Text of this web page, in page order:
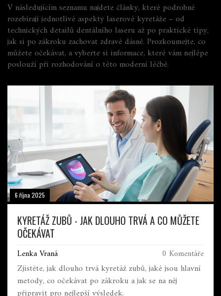
V následujícím seznamu najdete články, které podrobně
rozebírají jednotlivé aspekty laserové kyretáže – od
technických detailů dentálního laseru až po praktické tipy,
jak si po zákroku zachovat zdravé dásně. Prozkoumejte, co
můžete očekávat, a vyberte si informace, které vám nejlépe
poslouží při rozhodování o této moderní léčbě.
6 října 2025
KYRETÁŽ ZUBŮ - JAK DLOUHO TRVÁ A CO MŮŽETE
OČEKÁVAT
Lenka Vraná 0 Komentáře
Zjistěte, jak dlouho trvá kyretáž zubů, jaké jsou hlavní
metody, co očekávat po zákroku a jak se na něj